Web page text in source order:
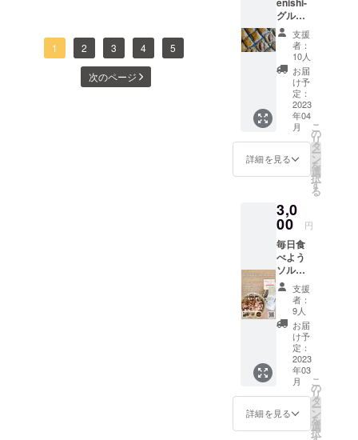
応援しています！頑
張ってください！
1 2 3 4 5
次のページ
り、個人事
業主とし
て、自分の
作ったグル
テンフリー
の商品を販
売したりと
色々な経験
をさせてい
ただきまし
た。そんな
の新店舗立
ち上げのお
話を聞き、
長野を一緒
に盛り上げ
たい！と思
い、ご縁が
あってお店
を任せてい
ただけるこ
とになりま
した。私自
身、製菓学
の商品
でご利
用可能
な商品
券とな
りま
す。 提
供方
法：商
品券は
郵送に
てお届
け先に
宛にお
送りさ
せてい
ただき
ます。
※商品券
は1000
円単位
での発
行とな
りま
す。ご
利用条
件は一
回につ
1000円
以上の
類や、
信州産
ソルガ
ムの素
（実、
粉、パ
等）、
AKEBO
NO（株
）で取
り扱い
こだわ
り素材
など店
内全て
の商品
でご利
用可能
な商品
券とな
りま
す。 提
供方
法：商
品券は
郵送に
てお届
け先に
グルテ
ンフ
リーソ
ルガム
スコー
ン詰合
自慢の
ソルガ
ムス
コーン
3000円
分の詰
め合わ
トで
す。 冷
凍便で
お送り
いたし
ます。
お客様
の方で
食べた
い時に
解凍し
てお召
し上が
りいた
だけま
す。
【内容
支援
者：
10人
お届
け予
定：
2023
年04
月
詳細を見る
こ
の
リ
タ
ー
ン
を
選
択
す
る
3,0
00 円
毎日食
べよう
ソルガ
ムの
実 1kg
セット
信州産
ソルガ
ムの実
1kg（5
00g×2
）をお
送りい
たしま
す。 白
米１合
支援
者：
9人
お届
け予
定：
2023
年03
月
詳細を見る
こ
の
リ
タ
ー
ン
を
選
択